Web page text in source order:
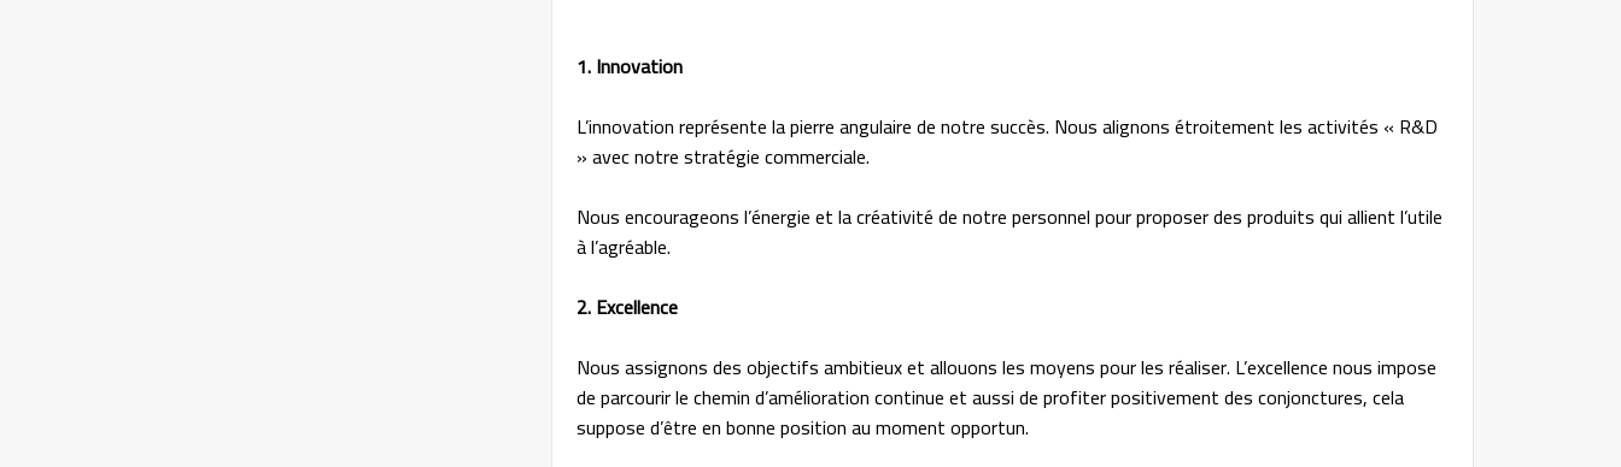
1. Innovation
L’innovation représente la pierre angulaire de notre succès. Nous alignons étroitement les activités « R&D
» avec notre stratégie commerciale.
Nous encourageons l’énergie et la créativité de notre personnel pour proposer des produits qui allient l’utile
à l’agréable.
2. Excellence
Nous assignons des objectifs ambitieux et allouons les moyens pour les réaliser. L’excellence nous impose
de parcourir le chemin d’amélioration continue et aussi de profiter positivement des conjonctures, cela
suppose d’être en bonne position au moment opportun.